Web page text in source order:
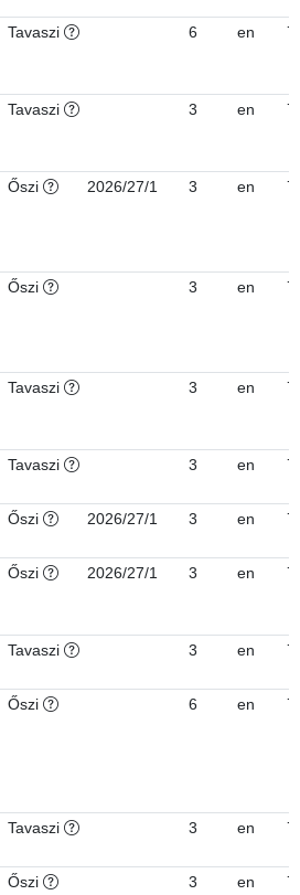
Tavaszi 6 en 7
Tavaszi 3 en 7
Őszi 2026/27/1 3 en 7
Őszi 3 en 7
Tavaszi 3 en 7
Tavaszi 3 en 7
Őszi 2026/27/1 3 en 7
Őszi 2026/27/1 3 en 7
Tavaszi 3 en 7
Őszi 6 en 7
Tavaszi 3 en 7
Őszi 3 en 7